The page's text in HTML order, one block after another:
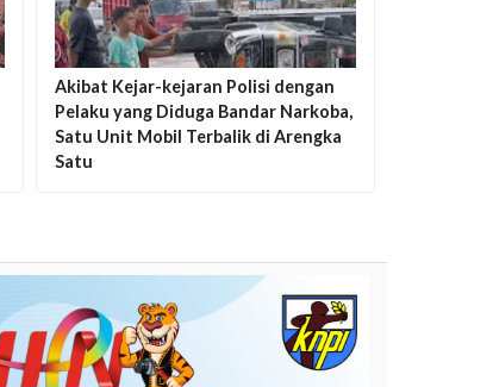
Akibat Kejar-kejaran Polisi dengan
Pelaku yang Diduga Bandar Narkoba,
Satu Unit Mobil Terbalik di Arengka
Satu